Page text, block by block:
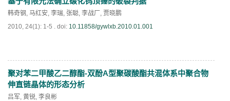
《高压物理学报》将于2025年1月由双月刊变更为月刊
《高压物理学报》2023年度优秀审稿人和优秀论文评选结果
韩奇钢 , 马红安, 李瑞, 张聪, 李战厂 , 贾晓鹏
2010, 24(1): 1-5 . doi: 10.11858/gywlxb.2010.01.001
PDF (857)
聚对苯二甲酸乙二醇酯-双酚A型聚碳酸酯共混体系中聚合物
伸直链晶体的形态分析
吕军, 黄锐, 李良彬